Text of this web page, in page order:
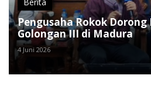
Pengusaha Rokok Dorong
Golongan III di Madura
4 Juni 2026